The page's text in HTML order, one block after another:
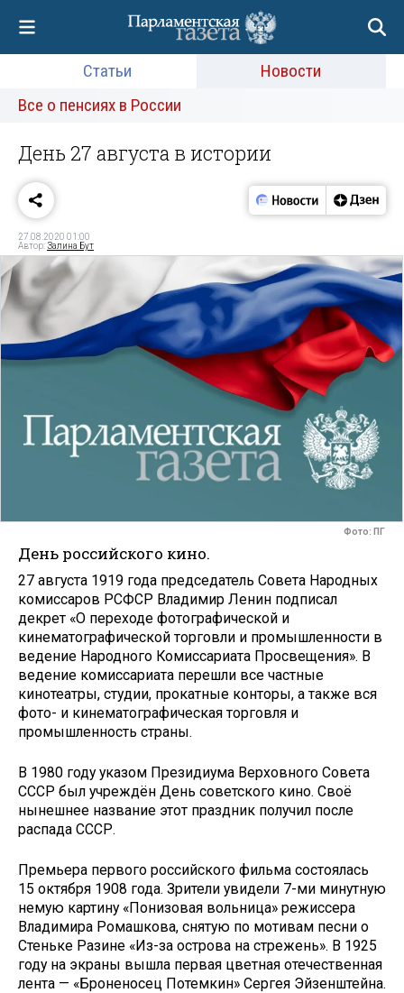
Статьи
Новости
Все о пенсиях в России
День 27 августа в истории
27.08.2020 01:00
Автор:Залина Бут
Фото: ПГ
День российского кино.
27 августа 1919 года председатель Совета Народных
комиссаров РСФСР Владимир Ленин подписал
декрет «О переходе фотографической и
кинематографической торговли и промышленности в
ведение Народного Комиссариата Просвещения». В
ведение комиссариата перешли все частные
кинотеатры, студии, прокатные конторы, а также вся
фото- и кинематографическая торговля и
промышленность страны.
В 1980 году указом Президиума Верховного Совета
СССР был учреждён День советского кино. Своё
нынешнее название этот праздник получил после
распада СССР.
Премьера первого российского фильма состоялась
15 октября 1908 года. Зрители увидели 7-ми минутную
немую картину «Понизовая вольница» режиссера
Владимира Ромашкова, снятую по мотивам песни о
Стеньке Разине «Из-за острова на стрежень». В 1925
году на экраны вышла первая цветная отечественная
лента — «Броненосец Потемкин» Сергея Эйзенштейна.